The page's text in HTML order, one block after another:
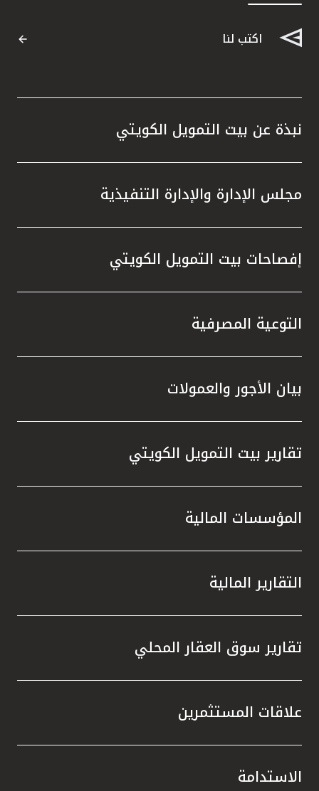
اكتب لنا
نبذة عن بيت التمويل الكويتي
مجلس الإدارة والإدارة التنفيذية
إفصاحات بيت التمويل الكويتي
التوعية المصرفية
بيان الأجور والعمولات
تقارير بيت التمويل الكويتي
المؤسسات المالية
التقارير المالية
تقارير سوق العقار المحلي
علاقات المستثمرين
الاستدامة